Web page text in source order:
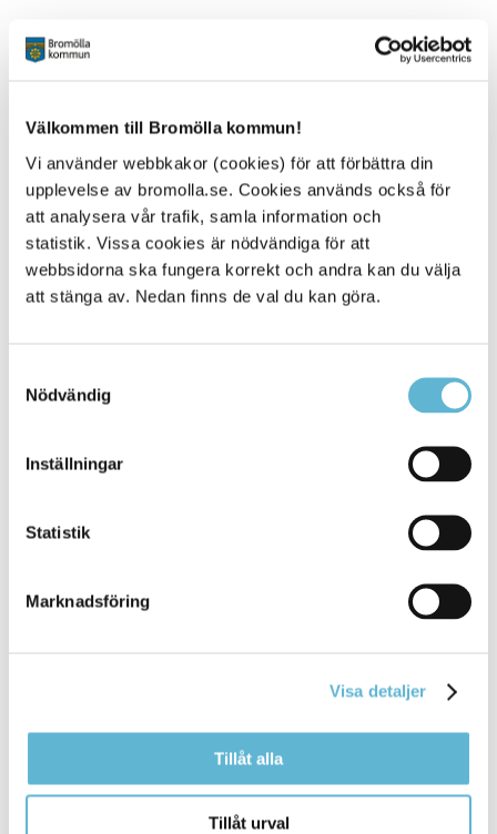
Välkommen till Bromölla kommun!
Vi använder webbkakor (cookies) för att förbättra din
upplevelse av bromolla.se. Cookies används också för
att analysera vår trafik, samla information och
statistik. Vissa cookies är nödvändiga för att
webbsidorna ska fungera korrekt och andra kan du välja
att stänga av. Nedan finns de val du kan göra.
Nödvändig
Inställningar
Statistik
Marknadsföring
Visa detaljer
Tillåt alla
Tillåt urval
282
Hela webbplatsen
Platser
Alla platser
Postadress
Växel: 0456-82 20 00